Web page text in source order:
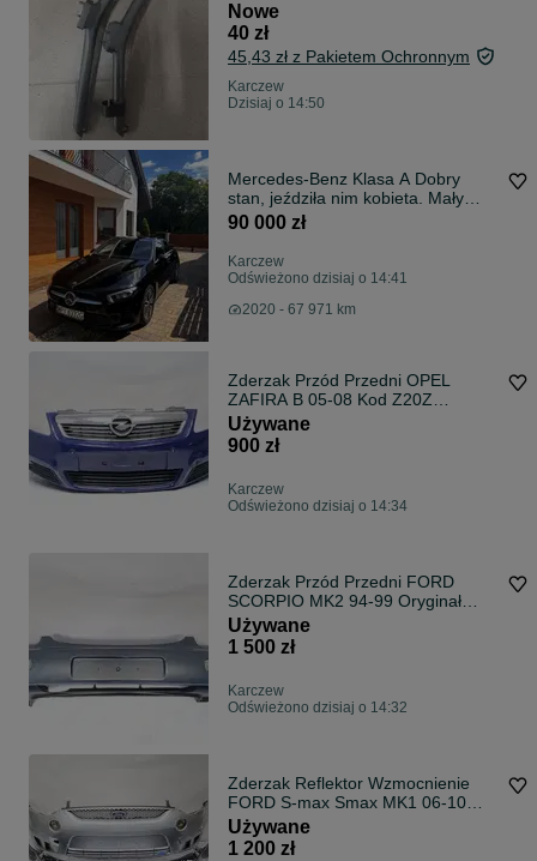
Nowe
40 zł
45,43 zł z Pakietem Ochronnym
Karczew
Dzisiaj o 14:50
Mercedes-Benz Klasa A Dobry
stan, jeździła nim kobieta. Mały
przebieg.
90 000 zł
Karczew
Odświeżono dzisiaj o 14:41
2020 - 67 971 km
Zderzak Przód Przedni OPEL
ZAFIRA B 05-08 Kod Z20Z
Oryginał
Używane
900 zł
Karczew
Odświeżono dzisiaj o 14:34
Zderzak Przód Przedni FORD
SCORPIO MK2 94-99 Oryginał
Halogeny
Używane
1 500 zł
Karczew
Odświeżono dzisiaj o 14:32
Zderzak Reflektor Wzmocnienie
FORD S-max Smax MK1 06-10
Oryginał
Używane
1 200 zł